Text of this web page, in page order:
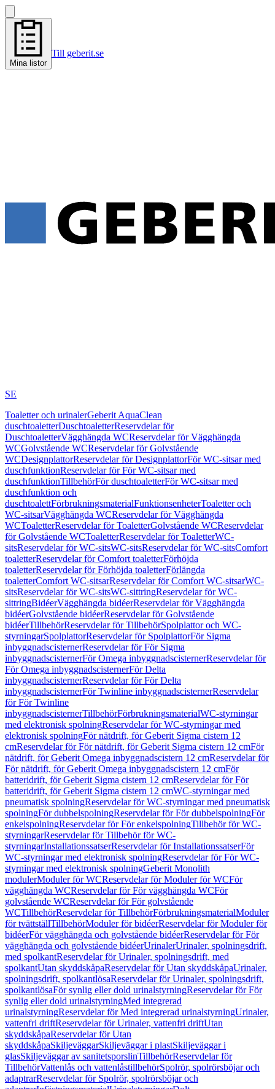
Mina listor
Till geberit.se
SE
Toaletter och urinalerGeberit AquaClean
duschtoaletterDuschtoaletterReservdelar för
DuschtoaletterVägghängda WCReservdelar för Vägghängda
WCGolvstående WCReservdelar för Golvstående
WCDesignplattorReservdelar för DesignplattorFör WC-sitsar med
duschfunktionReservdelar för För WC-sitsar med
duschfunktionTillbehörFör duschtoaletterFör WC-sitsar med
duschfunktion och
duschtoalettFörbrukningsmaterialFunktionsenheterToaletter och
WC-sitsarVägghängda WCReservdelar för Vägghängda
WCToaletterReservdelar för ToaletterGolvstående WCReservdelar
för Golvstående WCToaletterReservdelar för ToaletterWC-
sitsReservdelar för WC-sitsWC-sitsReservdelar för WC-sitsComfort
toaletterReservdelar för Comfort toaletterFörhöjda
toaletterReservdelar för Förhöjda toaletterFörlängda
toaletterComfort WC-sitsarReservdelar för Comfort WC-sitsarWC-
sitsReservdelar för WC-sitsWC-sittringReservdelar för WC-
sittringBidéerVägghängda bidéerReservdelar för Vägghängda
bidéerGolvstående bidéerReservdelar för Golvstående
bidéerTillbehörReservdelar för TillbehörSpolplattor och WC-
styrningarSpolplattorReservdelar för SpolplattorFör Sigma
inbyggnadscisternerReservdelar för För Sigma
inbyggnadscisternerFör Omega inbyggnadscisternerReservdelar för
För Omega inbyggnadscisternerFör Delta
inbyggnadscisternerReservdelar för För Delta
inbyggnadscisternerFör Twinline inbyggnadscisternerReservdelar
för För Twinline
inbyggnadscisternerTillbehörFörbrukningsmaterialWC-styrningar
med elektronisk spolningReservdelar för WC-styrningar med
elektronisk spolningFör nätdrift, för Geberit Sigma cistern 12
cmReservdelar för För nätdrift, för Geberit Sigma cistern 12 cmFör
nätdrift, för Geberit Omega inbyggnadscistern 12 cmReservdelar för
För nätdrift, för Geberit Omega inbyggnadscistern 12 cmFör
batteridrift, för Geberit Sigma cistern 12 cmReservdelar för För
batteridrift, för Geberit Sigma cistern 12 cmWC-styrningar med
pneumatisk spolningReservdelar för WC-styrningar med pneumatisk
spolningFör dubbelspolningReservdelar för För dubbelspolningFör
enkelspolningReservdelar för För enkelspolningTillbehör för WC-
styrningarReservdelar för Tillbehör för WC-
styrningarInstallationssatserReservdelar för InstallationssatserFör
WC-styrningar med elektronisk spolningReservdelar för För WC-
styrningar med elektronisk spolningGeberit Monolith
modulerModuler för WCReservdelar för Moduler för WCFör
vägghängda WCReservdelar för För vägghängda WCFör
golvstående WCReservdelar för För golvstående
WCTillbehörReservdelar för TillbehörFörbrukningsmaterialModuler
för tvättställTillbehörModuler för bidéerReservdelar för Moduler för
bidéerFör vägghängda och golvstående bidéerReservdelar för För
vägghängda och golvstående bidéerUrinalerUrinaler, spolningsdrift,
med spolkantReservdelar för Urinaler, spolningsdrift, med
spolkantUtan skyddskåpaReservdelar för Utan skyddskåpaUrinaler,
spolningsdrift, spolkantlösaReservdelar för Urinaler, spolningsdrift,
spolkantlösaFör synlig eller dold urinalstyrningReservdelar för För
synlig eller dold urinalstyrningMed integrerad
urinalstyrningReservdelar för Med integrerad urinalstyrningUrinaler,
vattenfri driftReservdelar för Urinaler, vattenfri driftUtan
skyddskåpaReservdelar för Utan
skyddskåpaSkiljeväggarSkiljeväggar i plastSkiljeväggar i
glasSkiljeväggar av sanitetsporslinTillbehörReservdelar för
TillbehörVattenlås och vattenlåstillbehörSpolrör, spolrörsböjar och
adaptrarReservdelar för Spolrör, spolrörsböjar och